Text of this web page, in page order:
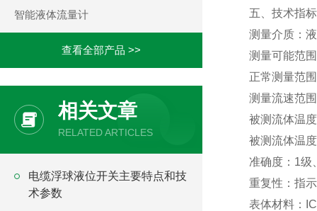
智能液体流量计
查看全部产品 >>
相关文章
RELATED ARTICLES
电缆浮球液位开关主要特点和技
术参数
五、技术指
测量介质：
测量可能范
正常测量范
测量流速范
被测流体温
被测流体温
准确度：1级
重复性：指
表体材料：